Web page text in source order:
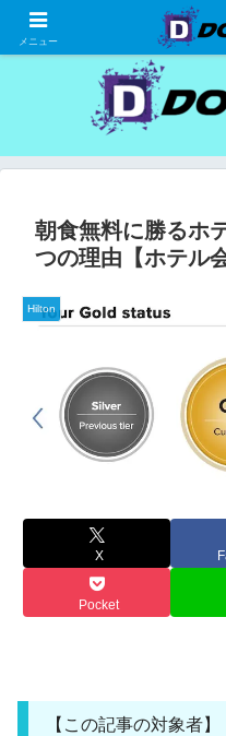
高級ホテルの
朝食無料に勝るホ
つの理由【ホテル
Hilton
X
Pocket
【この記事の対象者】
メニュー